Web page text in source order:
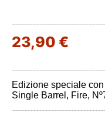
23,90 €
Edizione speciale
Single Barrel, Fire,